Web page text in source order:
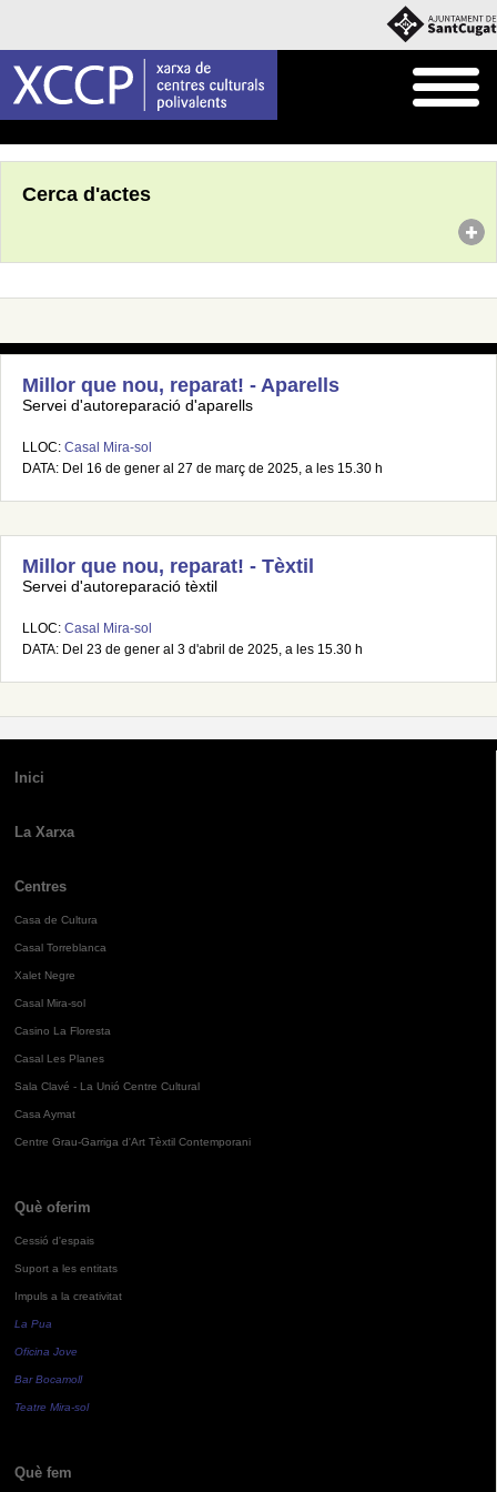
Cerca d'actes
Millor que nou, reparat! - Aparells
Servei d'autoreparació d'aparells
LLOC: Casal Mira-sol
DATA: Del 16 de gener al 27 de març de 2025, a les 15.30 h
Millor que nou, reparat! - Tèxtil
Servei d'autoreparació tèxtil
LLOC: Casal Mira-sol
DATA: Del 23 de gener al 3 d'abril de 2025, a les 15.30 h
Inici
La Xarxa
Centres
Casa de Cultura
Casal Torreblanca
Xalet Negre
Casal Mira-sol
Casino La Floresta
Casal Les Planes
Sala Clavé - La Unió Centre Cultural
Casa Aymat
Centre Grau-Garriga d'Art Tèxtil Contemporani
Què oferim
Cessió d'espais
Suport a les entitats
Impuls a la creativitat
La Pua
Oficina Jove
Bar Bocamoll
Teatre Mira-sol
Què fem